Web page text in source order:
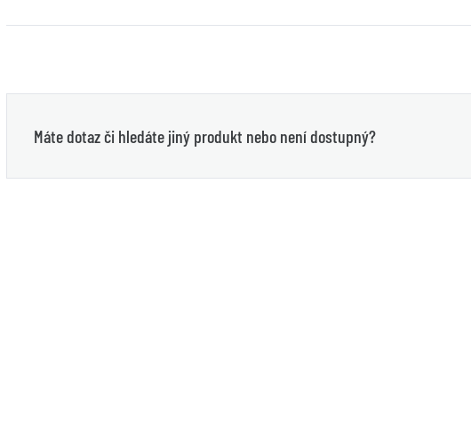
Máte dotaz či hledáte jiný produkt nebo není dostupný?